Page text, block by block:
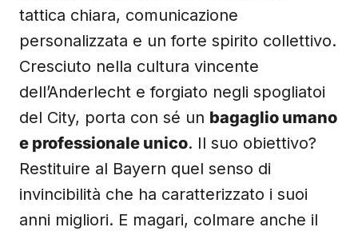
tattica chiara, comunicazione
personalizzata e un forte spirito collettivo.
Cresciuto nella cultura vincente
dell’Anderlecht e forgiato negli spogliatoi
del City, porta con sé un bagaglio umano
e professionale unico. Il suo obiettivo?
Restituire al Bayern quel senso di
invincibilità che ha caratterizzato i suoi
anni migliori. E magari, colmare anche il